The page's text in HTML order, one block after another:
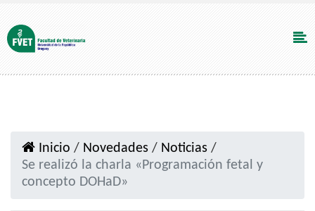
Inicio / Novedades / Noticias /
Se realizó la charla «Programación fetal y
concepto DOHaD»